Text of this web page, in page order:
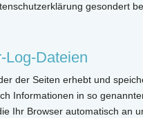
gesondert
Log-Dateien
der Seiten erhebt und
Informationen in so
Ihr Browser automatisch an